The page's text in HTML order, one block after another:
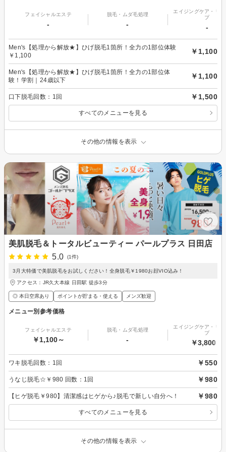
フェイシャルエステ
-
脱毛・ムダ毛処理
-
エイジングケア・リ
プ
-
Men's【処理から解放★】ひげ脱毛1箇所！全力の1部位体験
￥1,100
￥1,100
Men's【処理から解放★】ひげ脱毛1箇所！全力の1部位体
験！学割｜24歳以下
￥1,100
口下脱毛回数：1回 ￥1,500
すべてのメニューを見る
その他の情報を表示
美肌脱毛＆トータルビューティー パールプラス 日田店
5.0
(1件)
3月大特価で美肌脱毛をお試しください！全身脱毛￥1980お顔VIO込み！
アクセス：JR久大本線 日田駅 徒歩3分
◎ 本日空席あり ポイントが貯まる・使える メンズ歓迎
メニュー別参考価格
フェイシャルエステ
￥1,100～
脱毛・ムダ毛処理
-
エイジングケア・リ
プ
￥3,800～
ワキ脱毛回数：1回 ￥550
うなじ脱毛☆￥980 回数：1回 ￥980
【ヒゲ脱毛￥980】清潔感はヒゲから♪脱毛で新しい自分へ！ ￥980
すべてのメニューを見る
その他の情報を表示